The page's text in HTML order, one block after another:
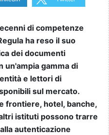
di competenze
ha reso il suo
dei documenti
un'ampia gamma di
e lettori di
sul mercato.
frontiere, hotel, banche,
istituti possono trarre
autenticazione